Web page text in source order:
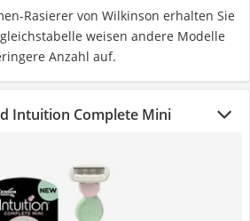
Rasierer von Wilkinson erhalten Sie
weisen andere Modelle
Anzahl auf.
Intuition Complete Mini